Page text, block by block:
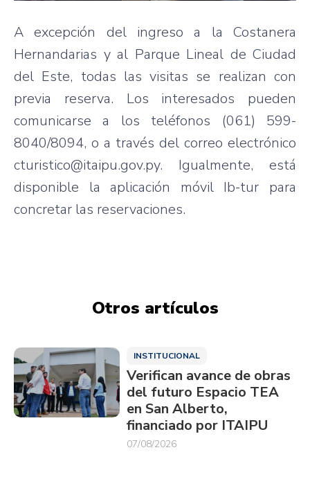
A excepción del ingreso a la Costanera
Hernandarias y al Parque Lineal de Ciudad
del Este, todas las visitas se realizan con
previa reserva. Los interesados pueden
comunicarse a los teléfonos (061) 599-
8040/8094, o a través del correo electrónico
cturistico@itaipu.gov.py. Igualmente, está
disponible la aplicación móvil Ib-tur para
concretar las reservaciones.
Otros artículos
INSTITUCIONAL
Verifican avance de obras
del futuro Espacio TEA
en San Alberto,
financiado por ITAIPU
07/08/2026